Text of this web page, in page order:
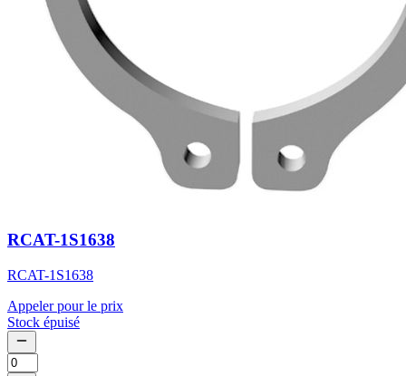
RCAT-1S1638
RCAT-1S1638
Appeler pour le prix
Stock épuisé